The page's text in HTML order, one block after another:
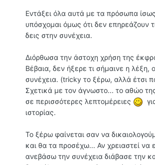
Εντάξει όλα αυτά με τα πρόσωπα ίσως
υπόσχομαι όμως ότι δεν επηρεάζουν
δεις στην συνέχεια.
Διόρθωσα την άστοχη χρήση της
Βέβαια, δεν ήξερε τι σήμαινε η λέξη,
συνέχεια. (tricky το ξέρω, αλλά έτσι
Σχετικά με τον άγνωστο... το αθώο
σε περισσότερες λεπτομέρειες
ιστορίας.
Το ξέρω φαίνεται σαν να
και θα τα προσέχω... Αν χρειαστεί
ανεβάσω την συνέχεια διάβασε την